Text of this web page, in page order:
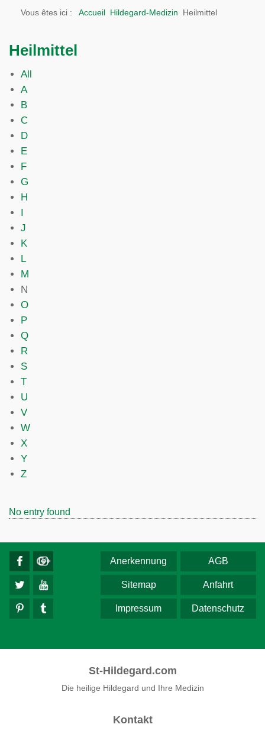
Vous êtes ici : Accueil Hildegard-Medizin Heilmittel
Heilmittel
All
A
B
C
D
E
F
G
H
I
J
K
L
M
N
O
P
Q
R
S
T
U
V
W
X
Y
Z
No entry found
AGB
Anerkennung
Anfahrt
Sitemap
Datenschutz
Impressum
St-Hildegard.com
Die heilige Hildegard und Ihre Medizin
Kontakt